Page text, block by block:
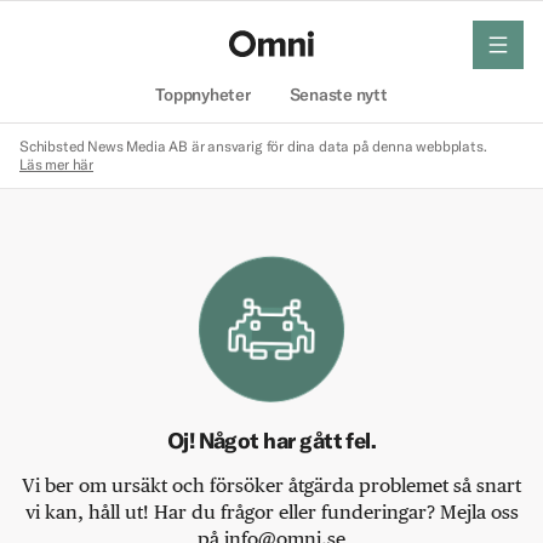
Toppnyheter Senaste nytt
meny
Schibsted News Media AB är ansvarig för dina data på denna webbplats.
Läs mer här
Oj! Något har gått fel.
Vi ber om ursäkt och försöker åtgärda problemet så snart
vi kan, håll ut! Har du frågor eller funderingar? Mejla oss